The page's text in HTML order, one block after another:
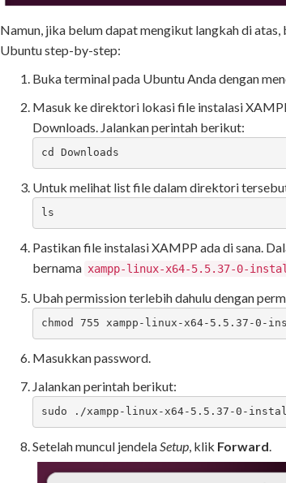
Namun, jika belum dapat mengikut langkah di
Ubuntu step-by-step:
Buka terminal pada Ubuntu Anda dengan
Masuk ke direktori lokasi file instalasi
Downloads. Jalankan perintah berikut:
Untuk melihat list file dalam direktori
ls
Pastikan file instalasi XAMPP ada di sana.
bernama xampp-linux-x64-5.5.37-0-
Ubah permission terlebih dahulu dengan
chmod 755 xampp-linux-x64-5.5.37-0-
Masukkan password.
Jalankan perintah berikut:
sudo ./xampp-linux-x64-5.5.37-0-
Setelah muncul jendelaSetup, klik Forward.